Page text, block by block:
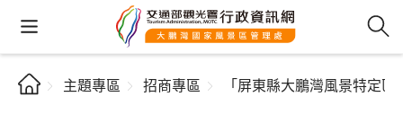
主題專區 招商專區 「屏東縣大鵬灣風景特定